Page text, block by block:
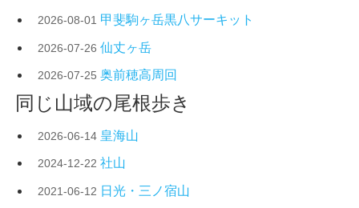
2026-08-01 甲斐駒ヶ岳黒八サーキット
2026-07-26 仙丈ヶ岳
2026-07-25 奥前穂高周回
同じ山域の尾根歩き
2026-06-14 皇海山
2024-12-22 社山
2021-06-12 日光・三ノ宿山